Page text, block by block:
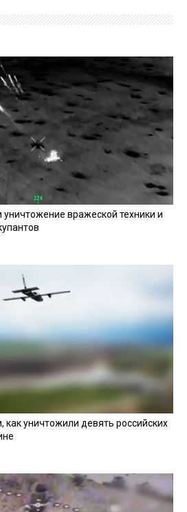
уничтожение вражеской техники и
как уничтожили девять российских